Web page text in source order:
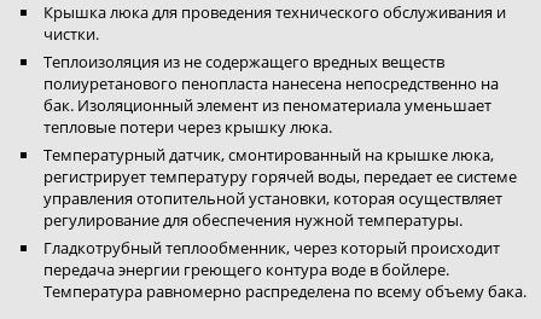
Крышка люка для проведения технического обслуживания и
чистки.
Теплоизоляция из не содержащего вредных веществ
полиуретанового пенопласта нанесена непосредственно на
бак. Изоляционный элемент из пеноматериала уменьшает
тепловые потери через крышку люка.
Температурный датчик, смонтированный на крышке люка,
регистрирует температуру горячей воды, передает ее системе
управления отопительной установки, которая осуществляет
регулирование для обеспечения нужной температуры.
Гладкотрубный теплообменник, через который происходит
передача энергии греющего контура воде в бойлере.
Температура равномерно распределена по всему объему бака.